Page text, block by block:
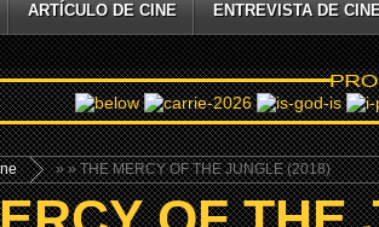
ARTÍCULO DE CINE ENTREVISTA DE
»» THE MERCY OF THE JUNGLE (2018)